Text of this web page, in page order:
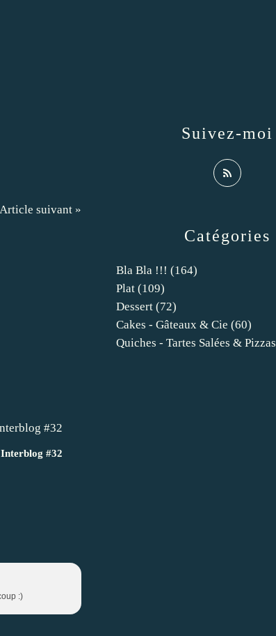
Article suivant »
#32
:)
Catégories
Bla Bla !!! (164)
Plat (109)
Dessert (72)
Cakes - Gâteaux & Cie (60)
Quiches - Tartes Salées & Pizzas
Suivez-moi